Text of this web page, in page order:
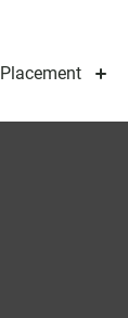
Placement